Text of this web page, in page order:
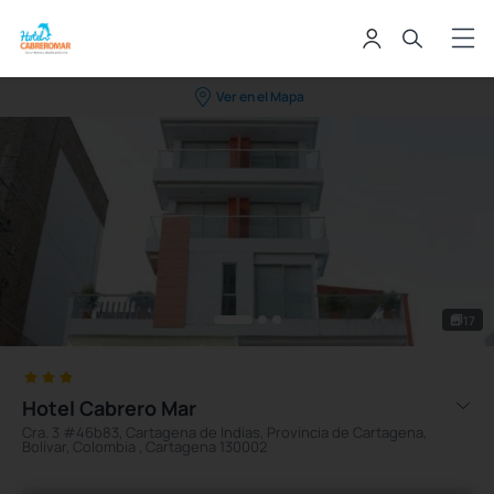
Ver en el Mapa
17
Hotel Cabrero Mar
Cra. 3 #46b83, Cartagena de Indias, Provincia de Cartagena,
Bolívar, Colombia , Cartagena 130002